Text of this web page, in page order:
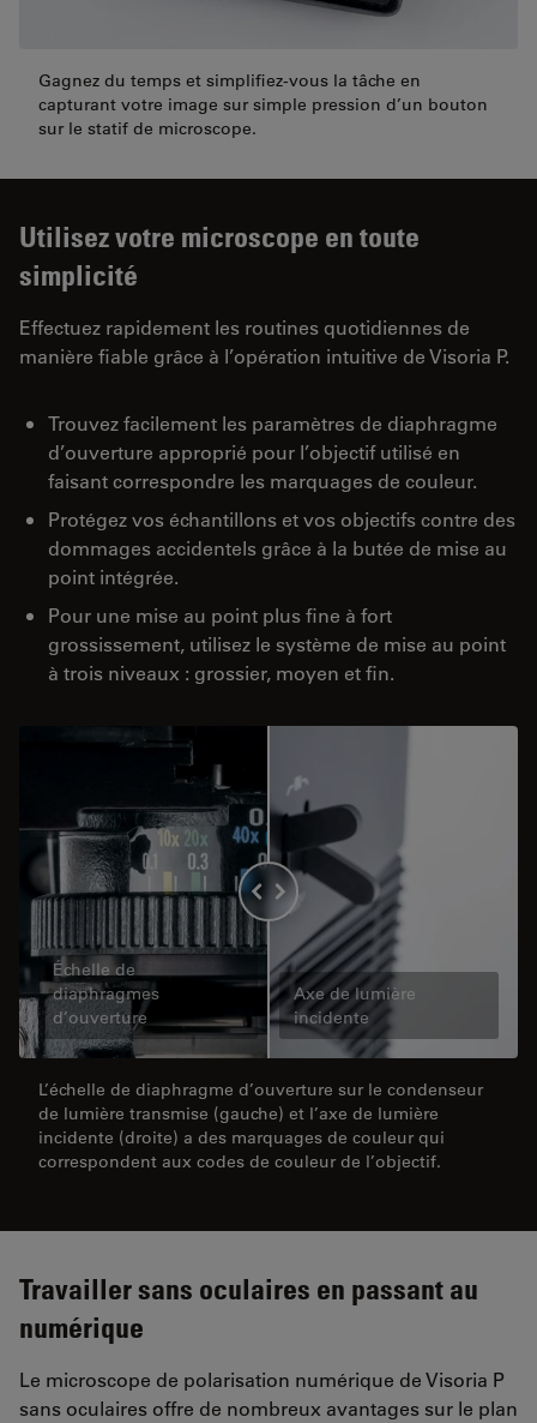
Gagnez du temps et simplifiez-vous la tâche en
capturant votre image sur simple pression d’un bouton
sur le statif de microscope.
Utilisez votre microscope en toute
simplicité
Effectuez rapidement les routines quotidiennes de
manière fiable grâce à l’opération intuitive de Visoria P.
Trouvez facilement les paramètres de diaphragme
d’ouverture approprié pour l’objectif utilisé en
faisant correspondre les marquages de couleur.
Protégez vos échantillons et vos objectifs contre des
dommages accidentels grâce à la butée de mise au
point intégrée.
Pour une mise au point plus fine à fort
grossissement, utilisez le système de mise au point
à trois niveaux : grossier, moyen et fin.
Échelle de
diaphragmes
d’ouverture
Axe de lumière
incidente
L’échelle de diaphragme d’ouverture sur le condenseur
de lumière transmise (gauche) et l’axe de lumière
incidente (droite) a des marquages de couleur qui
correspondent aux codes de couleur de l’objectif.
Travailler sans oculaires en passant au
numérique
Le microscope de polarisation numérique de Visoria P
sans oculaires offre de nombreux avantages sur le plan